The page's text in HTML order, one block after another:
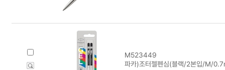
M523449
파카)조터젤펜심(블랙/2본입/M/